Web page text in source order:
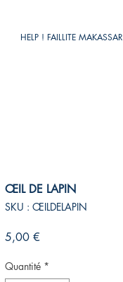
HELP ! FAILLITE MAKASSAR
ŒIL DE LAPIN
SKU : ŒILDELAPIN
5,00 €
Quantité *